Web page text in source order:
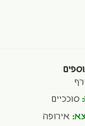
סוככיים
אירופה